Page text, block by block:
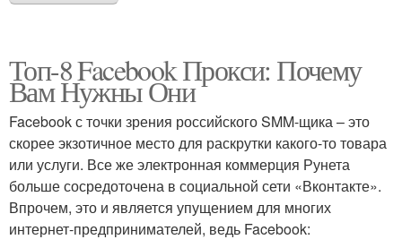
Топ-8 Facebook Прокси: Почему
Вам Нужны Они
Facebook с точки зрения российского SMM-щика – это
скорее экзотичное место для раскрутки какого-то товара
или услуги. Все же электронная коммерция Рунета
больше сосредоточена в социальной сети «Вконтакте».
Впрочем, это и является упущением для многих
интернет-предпринимателей, ведь Facebook: